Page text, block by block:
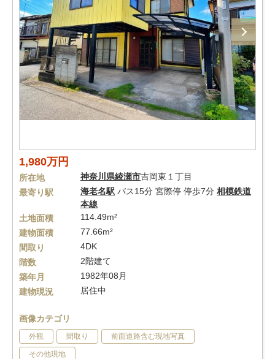
1,980万円
所在地 神奈川県綾瀬市吉岡東１丁目
最寄り駅
海老名駅 バス15分 宮際停 停歩7分 相模鉄道
本線
土地面積
114.49m²
建物面積
77.66m²
間取り
4DK
階数
2階建て
築年月
1982年08月
建物現況
居住中
画像カテゴリ
外観 間取り 前面道路含む現地写真
その他現地